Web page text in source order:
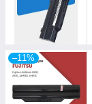
–11%